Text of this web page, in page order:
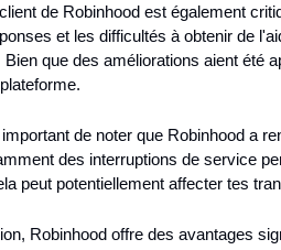
de Robinhood est également
et les difficultés à obtenir de
que des améliorations aient été
de noter que Robinhood a
des interruptions de service
peut potentiellement affecter tes
Robinhood offre des avantages